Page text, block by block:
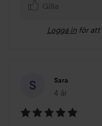
Gilla
Logga in för att
Sara
4 år
Inlägget